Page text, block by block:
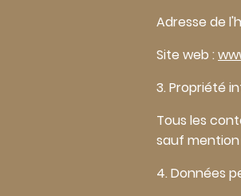
Adresse de
Site web :
3. Propriété
Tous les
sauf
4. Données